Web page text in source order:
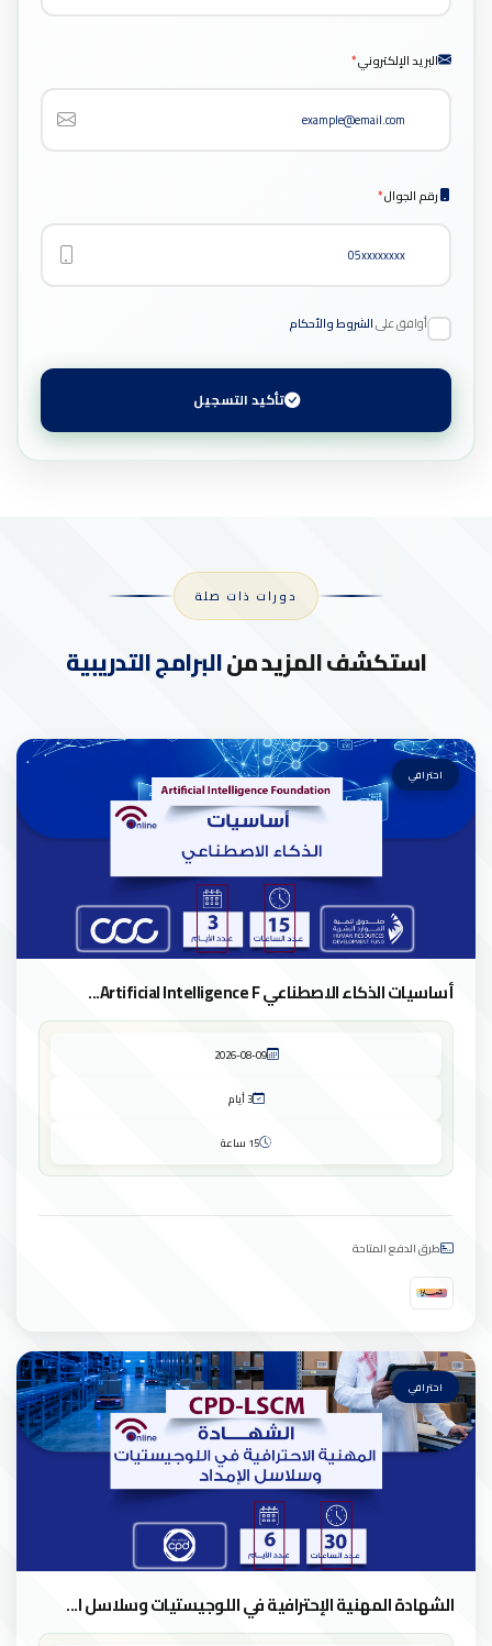
البريد الإلكتروني*
رقم الجوال*
أوافق علىالشروط والأحكام
تأكيد التسجيل
دورات ذات صلة
استكشف المزيد منالبرامج التدريبية
احترافي
أساسيات الذكاء الاصطناعي Artificial Intelligence F...
2026-08-09
3 أيام
15 ساعة
طرق الدفع المتاحة
احترافي
الشهادة المهنية الإحترافية في اللوجيستيات وسلاسل ا...